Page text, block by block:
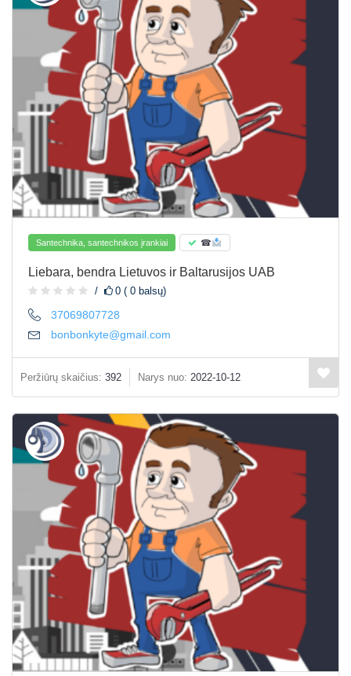
Santechnika, santechnikos įrankiai ☎
Liebara, bendra Lietuvos ir Baltarusijos UAB
0 ( 0 balsų)
37069807728
bonbonkyte@gmail.com
Peržiūrų skaičius: 392 Narys nuo: 2022-10-12